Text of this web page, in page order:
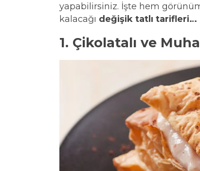
yapabilirsiniz. İşte hem
kalacağı değişik tatlı tarifleri…
1. Çikolatalı ve